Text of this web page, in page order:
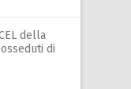
della
di